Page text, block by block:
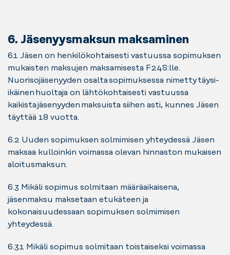
6. Jäsenyysmaksun maksaminen
6.1 Jäsen on henkilökohtaisesti vastuussa sopimuksen
mukaisten maksujen maksamisesta F24S:lle.
Nuorisojäsenyyden osalta sopimuksessa nimetty täysi-
ikäinen huoltaja on lähtökohtaisesti vastuussa
kaikista jäsenyyden maksuista siihen asti, kunnes Jäsen
täyttää 18 vuotta.
6.2 Uuden sopimuksen solmimisen yhteydessä Jäsen
maksaa kulloinkin voimassa olevan hinnaston mukaisen
aloitusmaksun.
6.3 Mikäli sopimus solmitaan määräaikaisena,
jäsenmaksu maksetaan etukäteen ja
kokonaisuudessaan sopimuksen solmimisen
yhteydessä.
6.3.1 Mikäli sopimus solmitaan toistaiseksi voimassa